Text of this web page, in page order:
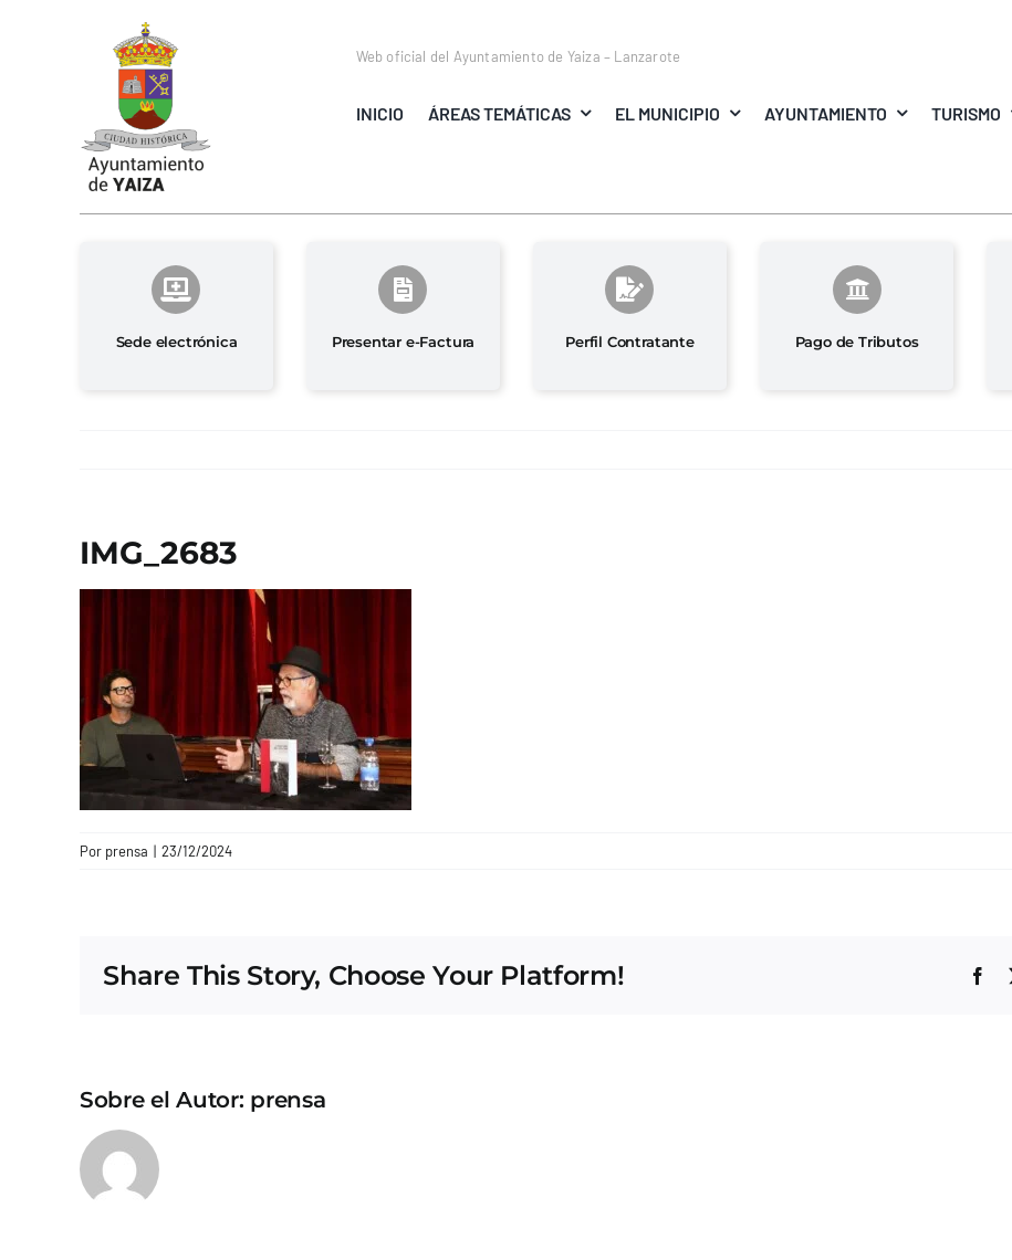
Web oficial del Ayuntamiento de Yaiza – Lanzarote
INICIO ÁREAS TEMÁTICAS EL MUNICIPIO AYUNTAMIENTO TURISMO
Sede electrónica Presentar e-Factura Perfil Contratante Pago de Tributos
IMG_2683
Por prensa | 23/12/2024
Share This Story, Choose Your Platform!
Sobre el Autor: prensa